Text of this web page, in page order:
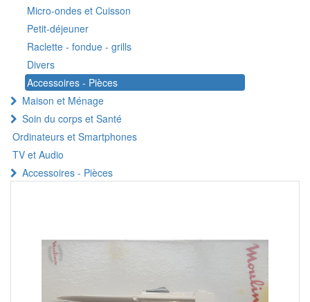
Micro-ondes et Cuisson
Petit-déjeuner
Raclette - fondue - grills
Divers
Accessoires - Pièces
Maison et Ménage
Soin du corps et Santé
Ordinateurs et Smartphones
TV et Audio
Accessoires - Pièces